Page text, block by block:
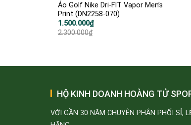
Áo Golf Nike Dri-FIT Vapor Men’s
Print (DN2258-070)
2.300.000₫
Giá
gốc
là:
1.500.000₫
Giá
hiện
tại
HỘ KINH DOANH HOÀNG TỬ
VỚI GẦN 30 NĂM CHUYÊN PHÂN PHỐI SỈ,